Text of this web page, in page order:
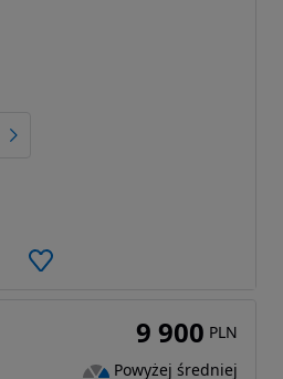
9 900 PLN
Powyżej średniej